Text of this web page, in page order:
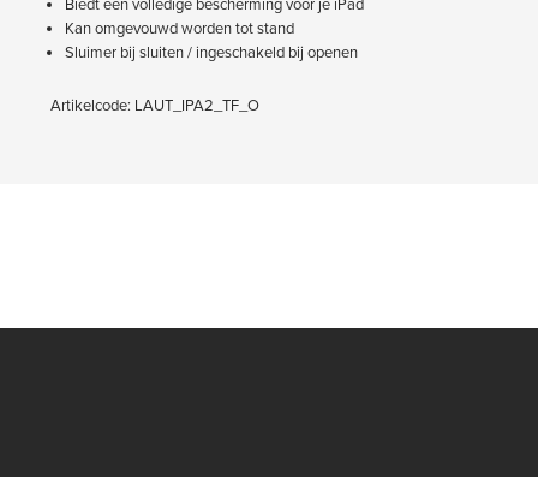
Biedt een volledige bescherming voor je iPad
Kan omgevouwd worden tot stand
Sluimer bij sluiten / ingeschakeld bij openen
Artikelcode: LAUT_IPA2_TF_O